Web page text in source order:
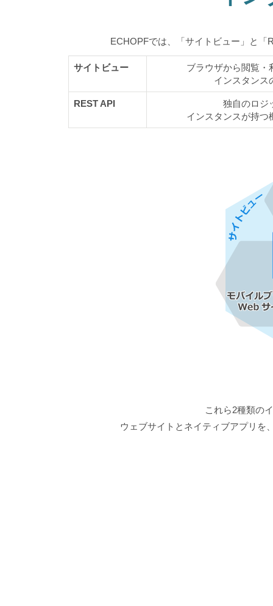
ECHOPFでは、「サイトビュー」と「
サイトビュー
ブラウザから閲覧・
インスタンス
REST API
独自のロジ
インスタンスが持つ
これら2種類の
ウェブサイトとネイティブアプリを